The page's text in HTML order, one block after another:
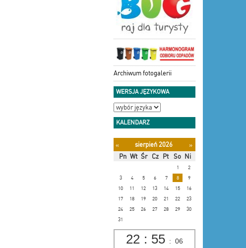
Archiwum fotogalerii
WERSJA JĘZYKOWA
KALENDARZ
« sierpień 2026
»
Pn Wt Śr Cz Pt So Ni
1
2
3
4 5 6 7 8
9
10
11 12 13 14 15
16
17
18 19 20 21 22
23
24
25 26 27 28 29
30
31
22 : 55 : 07